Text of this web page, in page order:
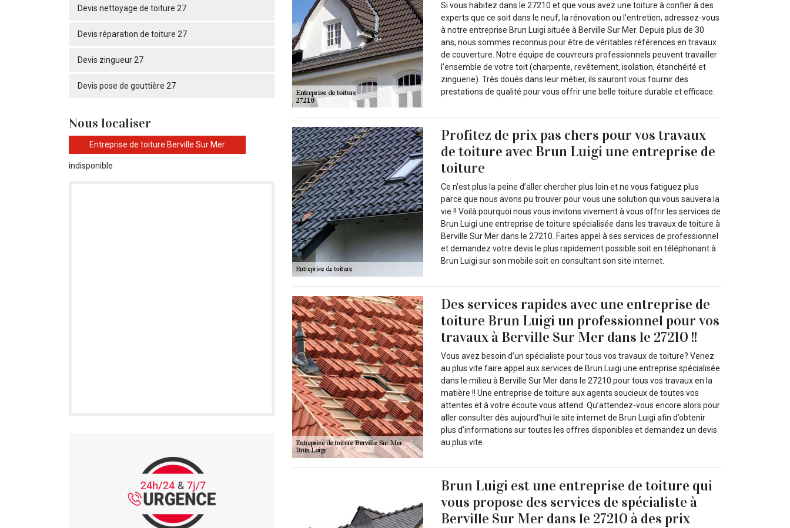
Devis nettoyage de toiture 27
Devis réparation de toiture 27
Devis zingueur 27
Devis pose de gouttière 27
Nous localiser
Entreprise de toiture Berville Sur Mer
indisponible
Si vous habitez dans le 27210 et que vous avez une toiture à confier à des
experts que ce soit dans le neuf, la rénovation ou l’entretien, adressez-vous
à notre entreprise Brun Luigi située à Berville Sur Mer. Depuis plus de 30
ans, nous sommes reconnus pour être de véritables références en travaux
de couverture. Notre équipe de couvreurs professionnels peuvent travailler
l’ensemble de votre toit (charpente, revêtement, isolation, étanchéité et
zinguerie). Très doués dans leur métier, ils sauront vous fournir des
prestations de qualité pour vous offrir une belle toiture durable et efficace.
Profitez de prix pas chers pour vos travaux
de toiture avec Brun Luigi une entreprise de
toiture
Ce n’est plus la peine d’aller chercher plus loin et ne vous fatiguez plus
parce que nous avons pu trouver pour vous une solution qui vous sauvera la
vie !! Voilà pourquoi nous vous invitons vivement à vous offrir les services de
Brun Luigi une entreprise de toiture spécialisée dans les travaux de toiture à
Berville Sur Mer dans le 27210. Faites appel à ses services de professionnel
et demandez votre devis le plus rapidement possible soit en téléphonant à
Brun Luigi sur son mobile soit en consultant son site internet.
Des services rapides avec une entreprise de
toiture Brun Luigi un professionnel pour vos
travaux à Berville Sur Mer dans le 27210 !!
Vous avez besoin d’un spécialiste pour tous vos travaux de toiture? Venez
au plus vite faire appel aux services de Brun Luigi une entreprise spécialisée
dans le milieu à Berville Sur Mer dans le 27210 pour tous vos travaux en la
matière !! Une entreprise de toiture aux agents soucieux de toutes vos
attentes et à votre écoute vous attend. Qu’attendez-vous encore alors pour
aller consulter dès aujourd’hui le site internet de Brun Luigi afin d’obtenir
plus d’informations sur toutes les offres disponibles et demandez un devis
au plus vite.
Brun Luigi est une entreprise de toiture qui
vous propose des services de spécialiste à
Berville Sur Mer dans le 27210 à des prix